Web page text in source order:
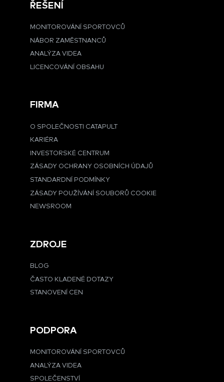
ŘEŠENÍ
MONITOROVÁNÍ SPORTOVCŮ
NÁBOR ZAMĚSTNANCŮ
ANALÝZA VIDEA
LICENCOVÁNÍ OBSAHU
FIRMA
O SPOLEČNOSTI CATAPULT
KARIÉRA
INVESTORSKÉ CENTRUM
ZÁSADY OCHRANY OSOBNÍCH ÚDAJŮ
STANDARDNÍ PODMÍNKY
ZÁSADY POUŽÍVÁNÍ SOUBORŮ COOKIE
NEWSROOM
ZDROJE
BLOG
ČASTO KLADENÉ DOTAZY
STANOVENÍ CEN
PODPORA
MONITOROVÁNÍ SPORTOVCŮ
ANALÝZA VIDEA
SPOLEČENSTVÍ